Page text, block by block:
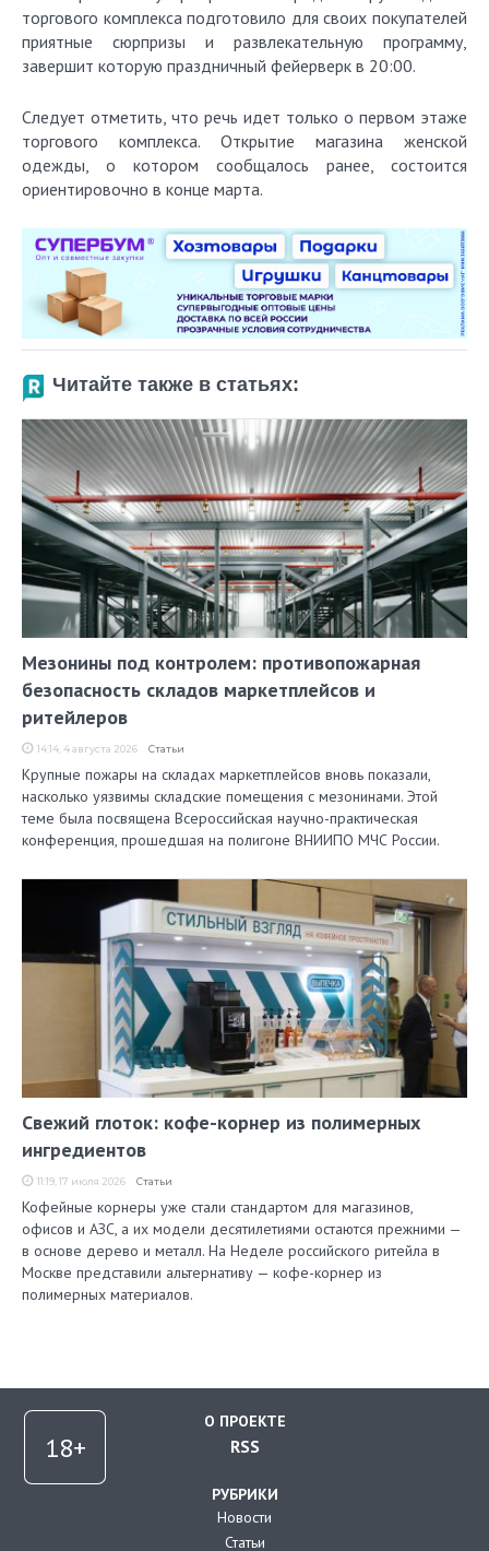
торгового комплекса подготовило для своих покупателей
приятные сюрпризы и развлекательную программу,
завершит которую праздничный фейерверк в 20:00.
Следует отметить, что речь идет только о первом этаже
торгового комплекса. Открытие магазина женской
одежды, о котором сообщалось ранее, состоится
ориентировочно в конце марта.
Читайте также в статьях:
Мезонины под контролем: противопожарная
безопасность складов маркетплейсов и
ритейлеров
14:14, 4 августа 2026 Статьи
Крупные пожары на складах маркетплейсов вновь показали,
насколько уязвимы складские помещения с мезонинами. Этой
теме была посвящена Всероссийская научно-практическая
конференция, прошедшая на полигоне ВНИИПО МЧС России.
Свежий глоток: кофе-корнер из полимерных
ингредиентов
11:19, 17 июля 2026 Статьи
Кофейные корнеры уже стали стандартом для магазинов,
офисов и АЗС, а их модели десятилетиями остаются прежними —
в основе дерево и металл. На Неделе российского ритейла в
Москве представили альтернативу — кофе-корнер из
полимерных материалов.
О ПРОЕКТЕ
RSS
РУБРИКИ
Новости
Статьи